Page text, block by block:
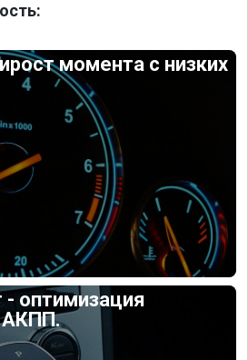
момента с низких
оптимизация
АКПП.